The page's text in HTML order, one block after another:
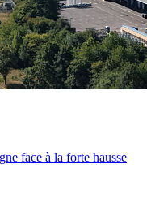
face à la forte hausse